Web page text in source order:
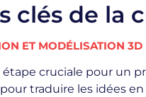
clés de la
ET MODÉLISATION 3D
étape cruciale pour un
traduire les idées